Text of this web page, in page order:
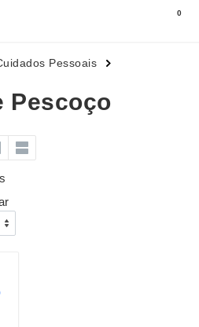
0
Pessoais
Pescoço